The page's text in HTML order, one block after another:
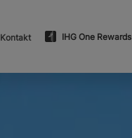
Kontakt IHG One Rewards